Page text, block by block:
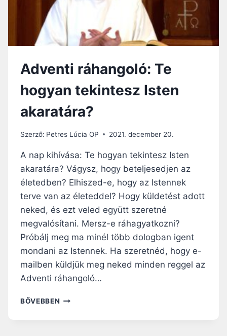
Adventi ráhangoló: Te
hogyan tekintesz Isten
akaratára?
Szerző: Petres Lúcia OP 2021. december 20.
A nap kihívása: Te hogyan tekintesz Isten
akaratára? Vágysz, hogy beteljesedjen az
életedben? Elhiszed-e, hogy az Istennek
terve van az életeddel? Hogy küldetést adott
neked, és ezt veled együtt szeretné
megvalósítani. Mersz-e ráhagyatkozni?
Próbálj meg ma minél több dologban igent
mondani az Istennek. Ha szeretnéd, hogy e-
mailben küldjük meg neked minden reggel az
Adventi ráhangoló…
BŐVEBBEN ADVENTI